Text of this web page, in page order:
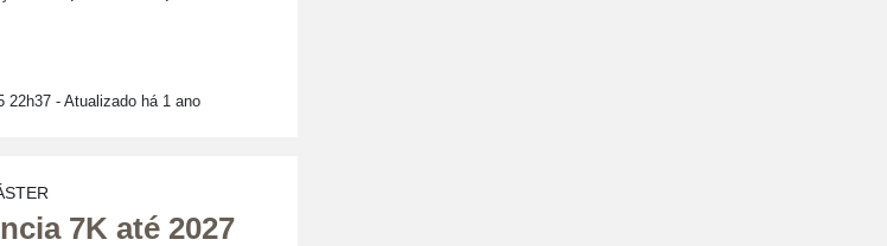
22h37 - Atualizado há 1 ano
7K até 2027